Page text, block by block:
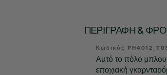
ΠΕΡΙΓΡΑΦΉ &
Κωδικός
Αυτό το πόλο
εποχιακή